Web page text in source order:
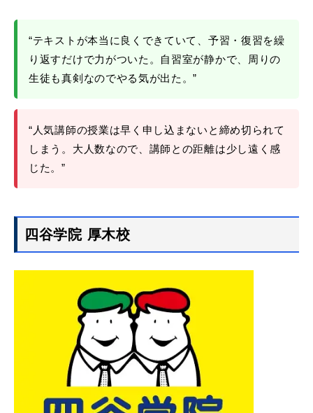
“テキストが本当に良くできていて、予習・復習を繰
り返すだけで力がついた。自習室が静かで、周りの
生徒も真剣なのでやる気が出た。”
“人気講師の授業は早く申し込まないと締め切られて
しまう。大人数なので、講師との距離は少し遠く感
じた。”
四谷学院 厚木校